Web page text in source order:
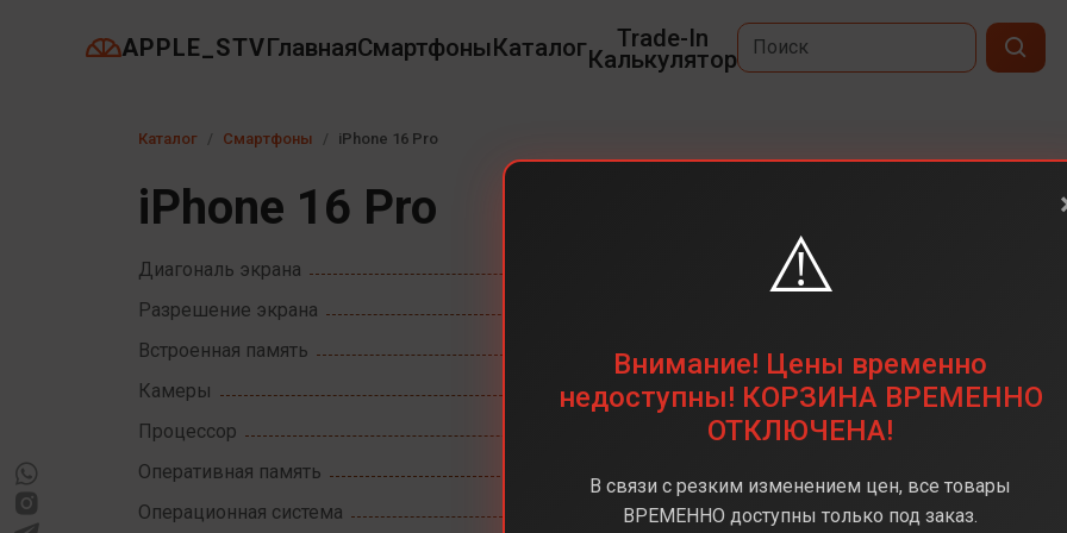
APPLE_STVГлавнаяСмартфоныКаталог Trade-In
Калькулятор
Каталог Смартфоны iPhone 16 Pro
iPhone 16 Pro
Диагональ экрана
Разрешение экрана
Встроенная память
Камеры
48 + 48 + 12 (тройная)
Процессор
Apple A18
Оперативная память
Операционная система
iOS 18
⚠️
Внимание! Цены временно
недоступны! КОРЗИНА ВРЕМЕННО
ОТКЛЮЧЕНА!
В связи с резким изменением цен, все товары
ВРЕМЕННО доступны только под заказ.